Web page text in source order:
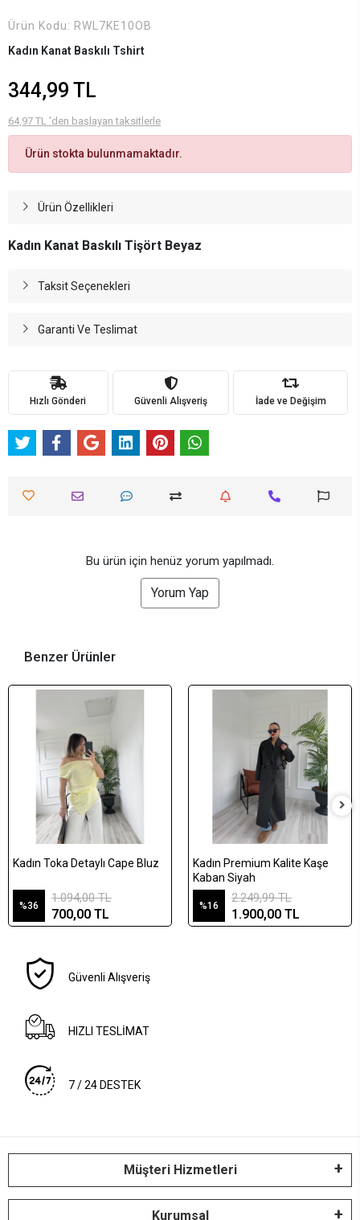
Ürün Kodu: RWL7KE10OB
Kadın Kanat Baskılı Tshirt
344,99 TL
64,97 TL 'den başlayan taksitlerle
Ürün stokta bulunmamaktadır.
Ürün Özellikleri
Kadın Kanat Baskılı Tişört Beyaz
Taksit Seçenekleri
Garanti Ve Teslimat
Hızlı Gönderi Güvenli Alışveriş İade ve Değişim
Bu ürün için henüz yorum yapılmadı.
Yorum Yap
Benzer Ürünler
Kadın Toka Detaylı Cape Bluz
%36
1.094,00 TL
700,00 TL
Kadın Premium Kalite Kaşe
Kaban Siyah
%16
2.249,99 TL
1.900,00 TL
Güvenli Alışveriş
HIZLI TESLİMAT
7 / 24 DESTEK
Müşteri Hizmetleri
Kurumsal